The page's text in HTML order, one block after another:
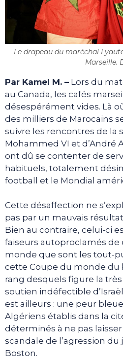
Le drapeau du maréchal
Marseille.
Par Kamel M. – Lors du
au Canada, les cafés
désespérément vides. Là
des milliers de Marocains
suivre les rencontres de la
Mohammed VI et d’André
ont dû se contenter de
habituels, totalement
football et le Mondial
Cette désaffection ne
pas par un mauvais
Bien au contraire, celui-ci
faiseurs autoproclamés de
monde que sont les tout-
cette Coupe du monde du
rang desquels figure la
soutien indéfectible
est ailleurs : une peur
Algériens établis dans la
déterminés à ne pas
scandale de l’agression du
Boston.